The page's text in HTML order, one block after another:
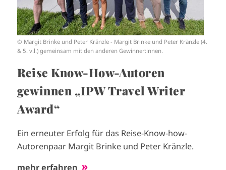
© Margit Brinke und Peter Kränzle - Margit Brinke und Peter Kränzle (4.
& 5. v.l.) gemeinsam mit den anderen Gewinner:innen.
Reise Know-How-Autoren
gewinnen „IPW Travel Writer
Award“
Ein erneuter Erfolg für das Reise-Know-how-
Autorenpaar Margit Brinke und Peter Kränzle.
mehr erfahren